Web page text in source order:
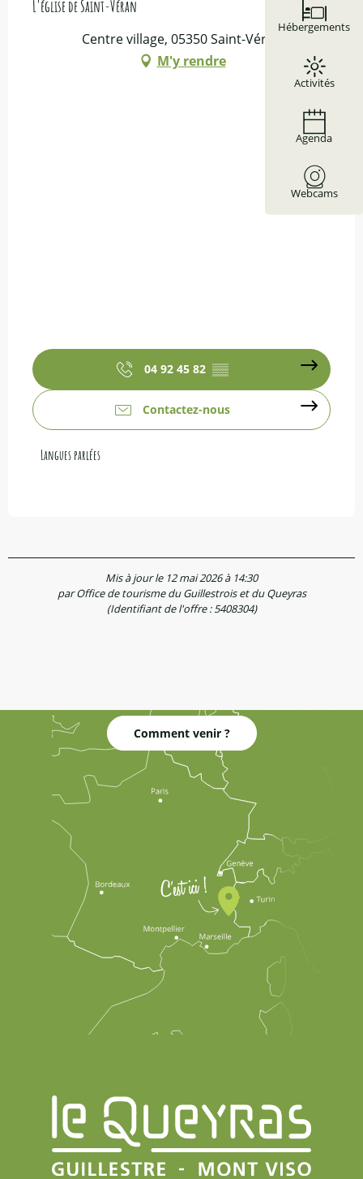
Hébergements
Activités
Agenda
Webcams
L'église de Saint-Véran
Centre village, 05350 Saint-Véran
M'y rendre
04 92 45 82 ▒▒
Contactez-nous
Langues parlées
Langues parlées
Mis à jour le 12 mai 2026 à 14:30
par Office de tourisme du Guillestrois et du Queyras
(Identifiant de l'offre :5408304)
Comment venir ?